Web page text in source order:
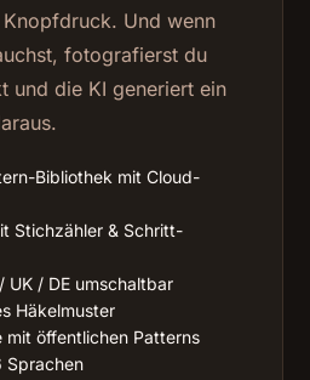
Und wenn
fotografierst du
und die KI generiert ein
Bibliothek mit Cloud-
Stichzähler & Schritt-
UK / DE umschaltbar
Häkelmuster
mit öffentlichen Patterns
Sprachen